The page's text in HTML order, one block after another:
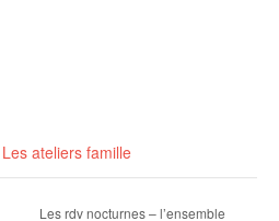
Les ateliers famille
Les rdv nocturnes – l’ensemble